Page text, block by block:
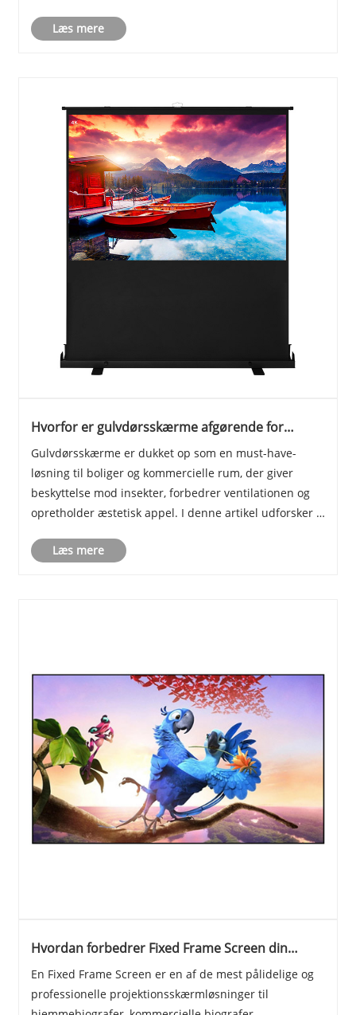
populære, dominerer manuelle nedtrækkelige
Læs mere
Hvorfor er gulvdørsskærme afgørende for
Gulvdørsskærme er dukket op som en must-have-
løsning til boliger og kommercielle rum, der giver
beskyttelse mod insekter, forbedrer ventilationen og
opretholder æstetisk appel. I denne artikel udforsker vi
ofte stillede spørgsmål om gulvdørsk......
Læs mere
Hvordan forbedrer Fixed Frame Screen din
En Fixed Frame Screen er en af ​​de mest pålidelige og
professionelle projektionsskærmløsninger til